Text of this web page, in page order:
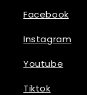
Facebook
Instagram
Youtube
Tiktok